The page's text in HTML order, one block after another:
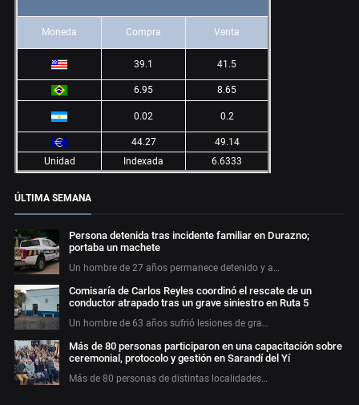
Moneda Compra Venta
39.1 41.5
6.95 8.65
0.02 0.2
44.27
49.14
Unidad
Indexada 6.6333
ÚLTIMA SEMANA
Persona detenida tras incidente familiar en Durazno;
portaba un machete
Un hombre de 27 años permanece detenido y a…
Comisaría de Carlos Reyles coordinó el rescate de un
conductor atrapado tras un grave siniestro en Ruta 5
Un hombre de 63 años sufrió lesiones de gra…
Más de 80 personas participaron en una capacitación sobre
ceremonial, protocolo y gestión en Sarandí del Yí
Más de 80 personas de distintas localidades…